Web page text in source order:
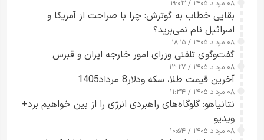
۰۸ مرداد ۱۴۰۵ / ۱۹:۰۳
بقایی خطاب به گوترش: چرا با صراحت از آمریکا و
اسرائیل نام نمی‌برید؟
۰۸ مرداد ۱۴۰۵ / ۱۸:۱۵
گفت‌وگوی تلفنی وزرای امور خارجه ایران و قبرس
۰۸ مرداد ۱۴۰۵ / ۱۳:۲۷
آخرین قیمت طلا، سکه ودلار8 مرداد1405
۰۸ مرداد ۱۴۰۵ / ۱۱:۳۴
نتانیاهو: گلوگاه‌های راهبردی انرژی را از بین خواهیم برد+
ویدیو
۰۸ مرداد ۱۴۰۵ / ۱۰:۵۴